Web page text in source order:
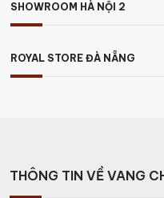
SHOWROOM HÀ NỘI 2
ROYAL STORE ĐÀ NẴNG
THÔNG TIN VỀ VANG